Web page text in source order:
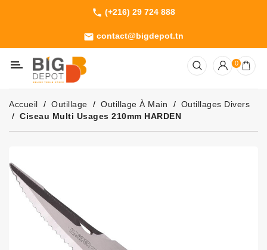
phone (+216) 29 724 888
email contact@bigdepot.tn
Machines
Outillage
Jardinage
Consommables
0
Accueil Outillage Outillage À Main
Outillages Divers
Ciseau Multi Usages 210mm HARDEN